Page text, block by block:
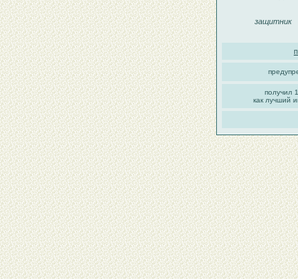
защитник
получил
как лучший